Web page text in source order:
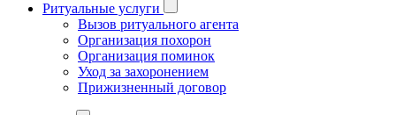
Ритуальные услуги
Вызов ритуального агента
Организация похорон
Организация поминок
Уход за захоронением
Прижизненный договор